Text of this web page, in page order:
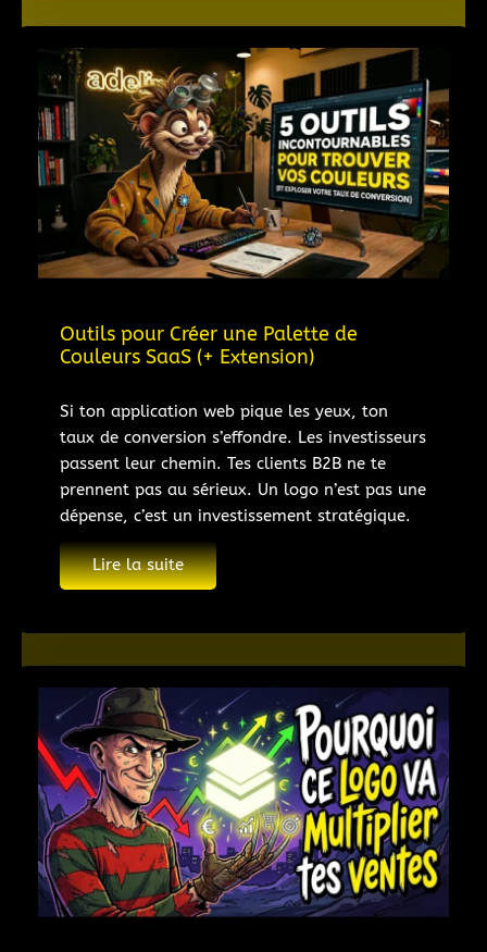
Outils pour Créer une Palette de
Couleurs SaaS (+ Extension)
Si ton application web pique les yeux, ton
taux de conversion s’effondre. Les investisseurs
passent leur chemin. Tes clients B2B ne te
prennent pas au sérieux. Un logo n’est pas une
dépense, c’est un investissement stratégique.
Lire la suite